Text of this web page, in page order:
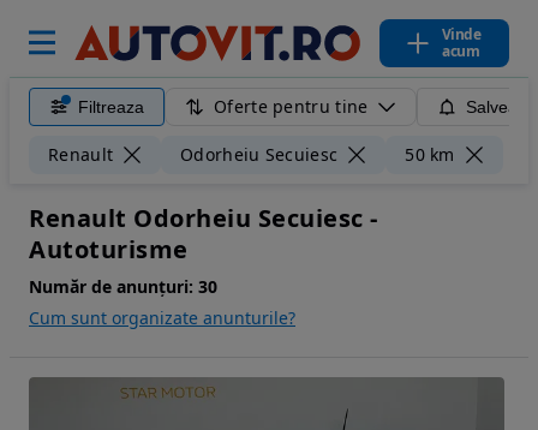
Vinde
acum
Filtreaza Oferte pentru tine
Renault Odorheiu Secuiesc 50 km
Renault Odorheiu Secuiesc -
Autoturisme
Număr de anunțuri: 30
Cum sunt organizate anunturile?